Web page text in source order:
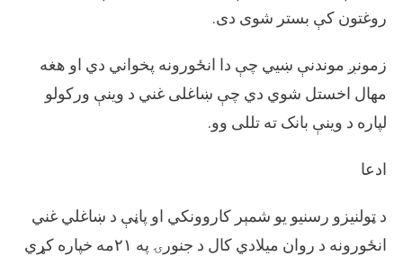
روغتون کې بستر شوی دی.
زمونږ موندنې ښيي چې دا انځورونه پخواني دي او هغه
مهال اخستل شوي دي چې ښاغلی غني د وینې ورکولو
لپاره د وینې بانک ته تللی وو.
ادعا
د ټولنیزو رسنیو یو شمېر کاروونکي او پاڼې د ښاغلي غني
انځورونه د روان میلادي کال د جنورۍ په ۲۱مه خپاره کړي